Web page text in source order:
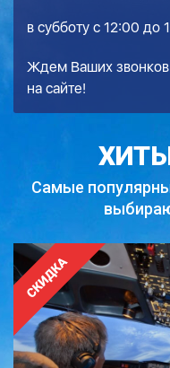
в субботу с 12:00 до
Ждем Ваших звонков
на сайте!
Самые